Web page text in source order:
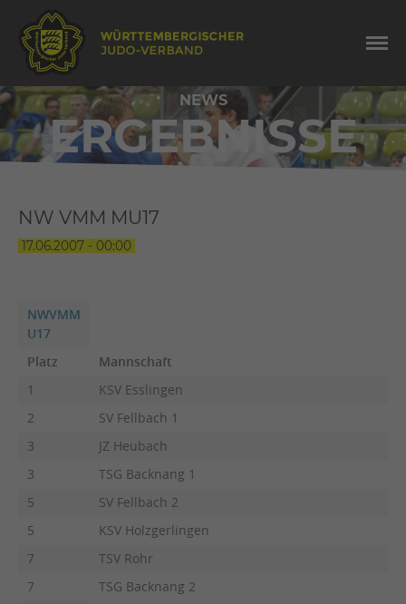
NEWS
ERGEBNISSE
NW VMM MU17
17.06.2007 - 00:00
NWVMM
U17
Platz
Mannschaft
1
KSV Esslingen
2
SV Fellbach 1
3
JZ Heubach
3
TSG Backnang 1
5
SV Fellbach 2
5
KSV Holzgerlingen
7
TSV Rohr
7
TSG Backnang 2